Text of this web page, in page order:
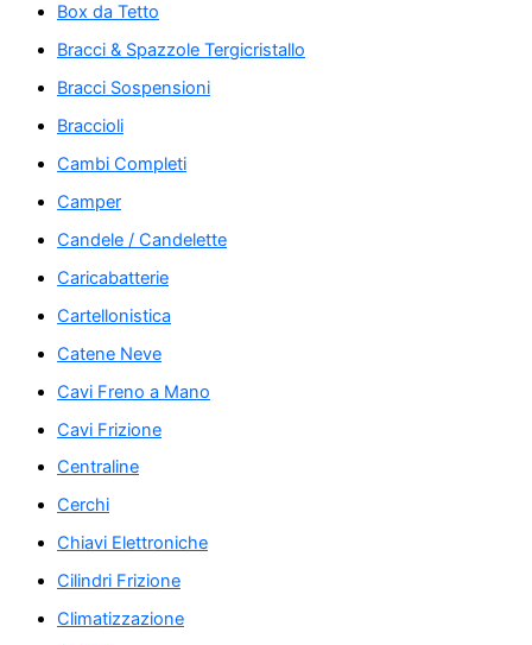
Box da Tetto
Bracci & Spazzole Tergicristallo
Bracci Sospensioni
Braccioli
Cambi Completi
Camper
Candele / Candelette
Caricabatterie
Cartellonistica
Catene Neve
Cavi Freno a Mano
Cavi Frizione
Centraline
Cerchi
Chiavi Elettroniche
Cilindri Frizione
Climatizzazione